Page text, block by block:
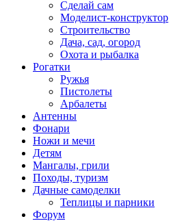
Сделай сам
Моделист-конструктор
Строительство
Дача, сад, огород
Охота и рыбалка
Рогатки
Ружья
Пистолеты
Арбалеты
Антенны
Фонари
Ножи и мечи
Детям
Мангалы, грили
Походы, туризм
Дачные самоделки
Теплицы и парники
Форум